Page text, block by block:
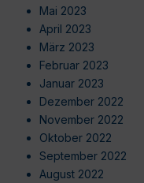
Mai 2023
April 2023
März 2023
Februar 2023
Januar 2023
Dezember 2022
November 2022
Oktober 2022
September 2022
August 2022